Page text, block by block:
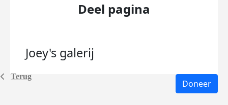
Terug
Deel pagina
Joey's galerij
Doneer